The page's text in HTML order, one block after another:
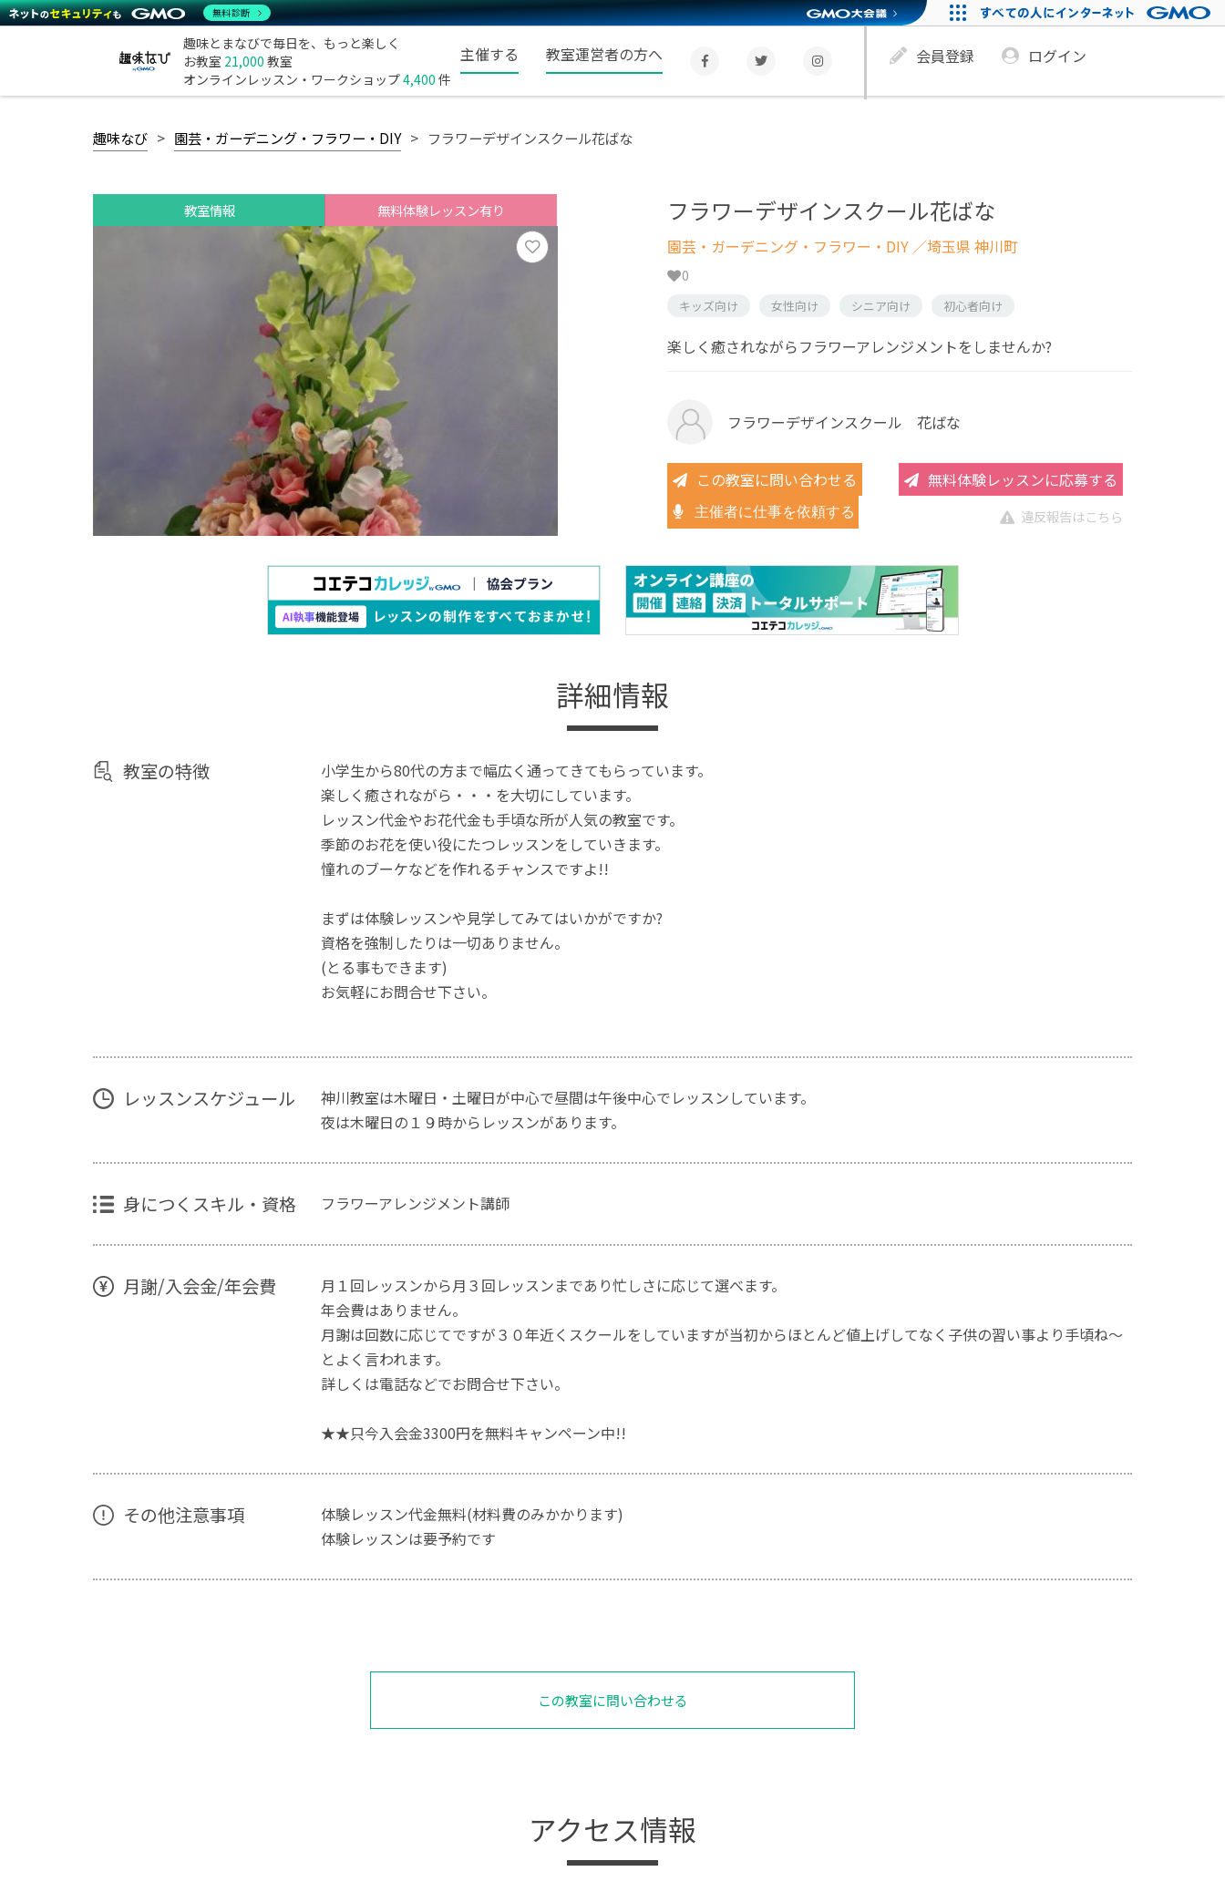
趣味とまなびで毎日を、もっと楽しく
お教室 21,000 教室
オンラインレッスン・ワークショップ4,400 件
主催する 教室運営者の方へ 会員登録 ログイン
趣味なび 園芸・ガーデニング・フラワー・DIY フラワーデザインスクール花ばな
教室情報 無料体験レッスン有り フラワーデザインスクール花ばな
園芸・ガーデニング・フラワー・DIY ／埼玉県 神川町
0
キッズ向け 女性向け シニア向け 初心者向け
楽しく癒されながらフラワーアレンジメントをしませんか?
フラワーデザインスクール 花ばな
この教室に問い合わせる 無料体験レッスンに応募する
主催者に仕事を依頼する 違反報告はこちら
詳細情報
教室の特徴
小学生から80代の方まで幅広く通ってきてもらっています。
楽しく癒されながら・・・を大切にしています。
レッスン代金やお花代金も手頃な所が人気の教室です。
季節のお花を使い役にたつレッスンをしていきます。
憧れのブーケなどを作れるチャンスですよ!!
まずは体験レッスンや見学してみてはいかがですか?
資格を強制したりは一切ありません。
(とる事もできます)
お気軽にお問合せ下さい。
レッスンスケジュール
神川教室は木曜日・土曜日が中心で昼間は午後中心でレッスンしています。
夜は木曜日の１９時からレッスンがあります。
身につくスキル・資格 フラワーアレンジメント講師
月謝/入会金/年会費
月１回レッスンから月３回レッスンまであり忙しさに応じて選べます。
年会費はありません。
月謝は回数に応じてですが３０年近くスクールをしていますが当初からほとんど値上げしてなく子供の習い事より手頃ね～
とよく言われます。
詳しくは電話などでお問合せ下さい。
★★只今入会金3300円を無料キャンペーン中!!
その他注意事項
体験レッスン代金無料(材料費のみかかります)
体験レッスンは要予約です
この教室に問い合わせる
アクセス情報
無料診断